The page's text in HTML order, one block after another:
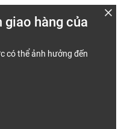
hàng của
có thể ảnh hưởng đến